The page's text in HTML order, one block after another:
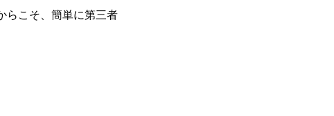
らこそ、簡単に第三者